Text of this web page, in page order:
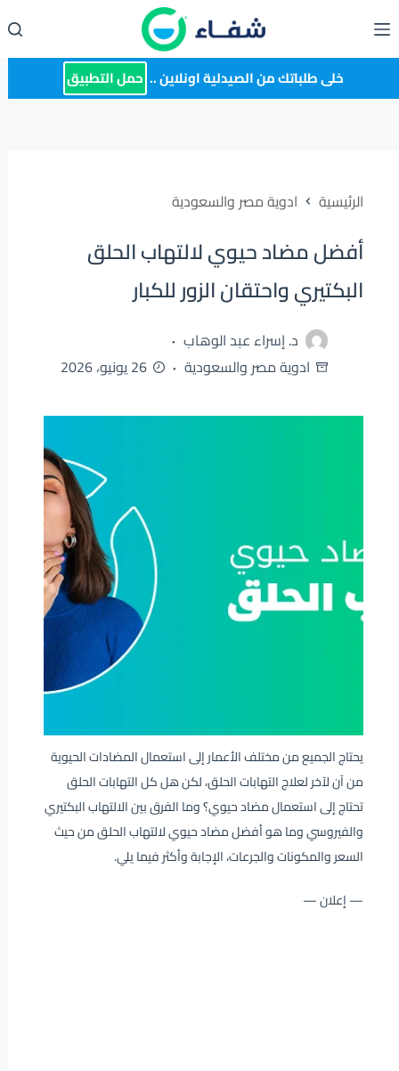
إلى
المحتوى خلى طلباتك من الصيدلية اونلاين .. حمل التطبيق
الرئيسية ادوية مصر والسعودية
أفضل مضاد حيوي لالتهاب الحلق
البكتيري واحتقان الزور للكبار
د. إسراء عبد الوهاب
ادوية مصر والسعودية
26 يونيو، 2026
يحتاج الجميع من مختلف الأعمار إلى استعمال المضادات الحيوية
من آن لآخر لعلاج التهابات الحلق، لكن هل كل التهابات الحلق
تحتاج إلى استعمال مضاد حيوي؟ وما الفرق بين الالتهاب البكتيري
والفيروسي وما هو أفضل مضاد حيوي لالتهاب الحلق من حيث
السعر والمكونات والجرعات، الإجابة وأكثر فيما يلي.
— إعلان —